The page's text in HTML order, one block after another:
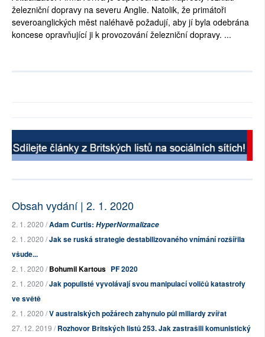
železniční dopravy na severu Anglie. Natolik, že primátoři
severoanglických měst naléhavě požadují, aby jí byla odebrána
koncese opravňující ji k provozování železniční dopravy. ...
Obsah vydání | 2. 1. 2020
2. 1. 2020 /Adam Curtis: HyperNormalizace
2. 1. 2020 /Jak se ruská strategie destabilizovaného vnímání rozšířila
všude...
2. 1. 2020 /Bohumil Kartous PF 2020
2. 1. 2020 /Jak populisté vyvolávají svou manipulací voličů katastrofy
ve světě
2. 1. 2020 /V australských požárech zahynulo půl miliardy zvířat
27. 12. 2019 /Rozhovor Britských listů 253. Jak zastrašili komunistický